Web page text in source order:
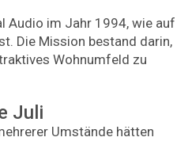
Audio im Jahr 1994, wie auf
Die Mission bestand darin,
Wohnumfeld zu
Juli
Umstände hätten